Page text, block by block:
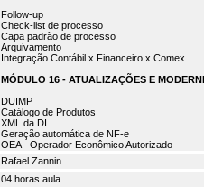
Follow-up
Check-list de processo
Capa padrão de processo
Arquivamento
Integração Contábil x Financeiro x Comex
MÓDULO 16 - ATUALIZAÇÕES E
DUIMP
Catálogo de Produtos
XML da DI
Geração automática de NF-e
OEA - Operador Econômico Autorizado
Rafael Zannin
04 horas aula